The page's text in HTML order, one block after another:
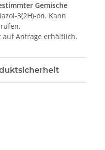
Gemische
3(2H)-on. Kann
auf Anfrage erhältlich.